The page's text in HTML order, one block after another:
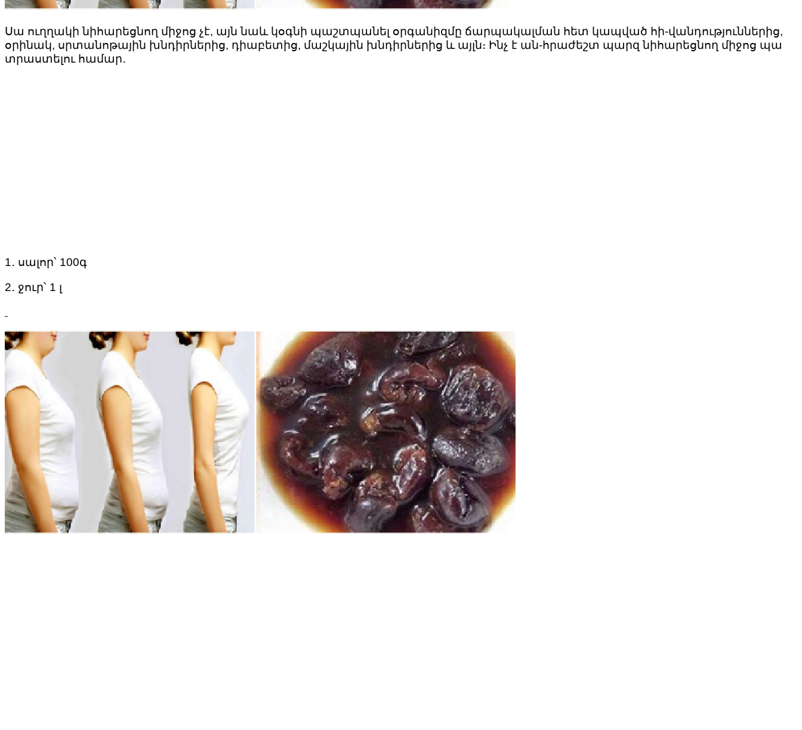
Սա ուղղակի նիհարեցնող միջոց չէ, այն նաև կօգնի պաշտպանել օրգանիզմը ճարպակալման հետ կապված հի-վանդություններից,
օրինակ, սրտանոթային խնդիրներից, դիաբետից, մաշկային խնդիրներից և այլն։ Ինչ է ան-հրաժեշտ պարզ նիհարեցնող միջոց պա
տրաստելու համար․
1․ սալոր՝ 100գ
2․ ջուր՝ 1 լ